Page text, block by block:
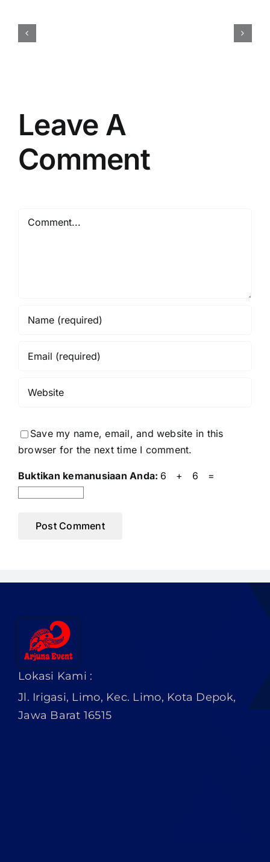
Leave A
Comment
Save my name, email, and website in this
browser for the next time I comment.
Buktikan kemanusiaan Anda: 6 + 6 =
Lokasi Kami :
Jl. Irigasi, Limo, Kec. Limo, Kota Depok,
Jawa Barat 16515